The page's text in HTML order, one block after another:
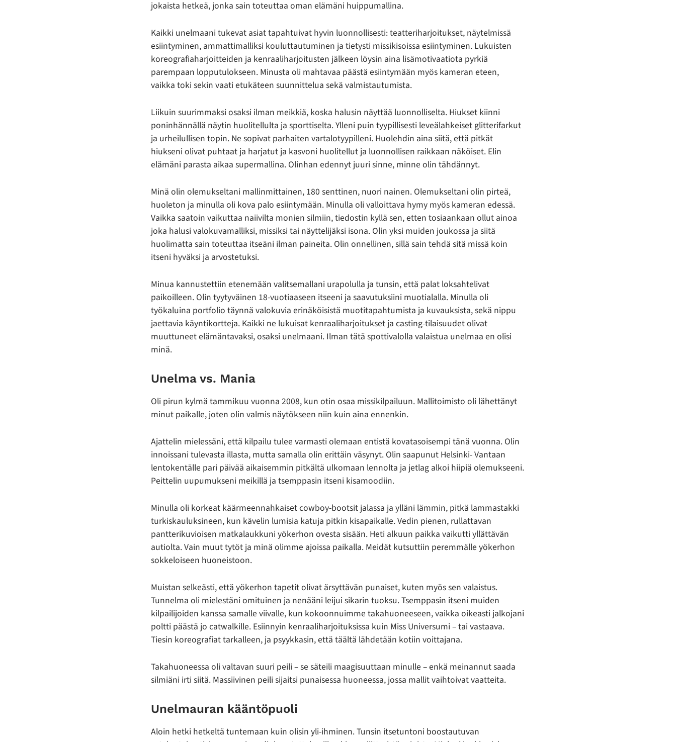
jokaista hetkeä, jonka sain toteuttaa oman elämäni huippumallina.
Kaikki unelmaani tukevat asiat tapahtuivat hyvin luonnollisesti: teatteriharjoitukset, näytelmissä
esiintyminen, ammattimalliksi kouluttautuminen ja tietysti missikisoissa esiintyminen. Lukuisten
koreografiaharjoitteiden ja kenraaliharjoitusten jälkeen löysin aina lisämotivaatiota pyrkiä
parempaan lopputulokseen. Minusta oli mahtavaa päästä esiintymään myös kameran eteen,
vaikka toki sekin vaati etukäteen suunnittelua sekä valmistautumista.
Liikuin suurimmaksi osaksi ilman meikkiä, koska halusin näyttää luonnolliselta. Hiukset kiinni
poninhännällä näytin huolitellulta ja sporttiselta. Ylleni puin tyypillisesti leveälahkeiset glitterifarkut
ja urheilullisen topin. Ne sopivat parhaiten vartalotyypilleni. Huolehdin aina siitä, että pitkät
hiukseni olivat puhtaat ja harjatut ja kasvoni huolitellut ja luonnollisen raikkaan näköiset. Elin
elämäni parasta aikaa supermallina. Olinhan edennyt juuri sinne, minne olin tähdännyt.
Minä olin olemukseltani mallinmittainen, 180 senttinen, nuori nainen. Olemukseltani olin pirteä,
huoleton ja minulla oli kova palo esiintymään. Minulla oli valloittava hymy myös kameran edessä.
Vaikka saatoin vaikuttaa naiivilta monien silmiin, tiedostin kyllä sen, etten tosiaankaan ollut ainoa
joka halusi valokuvamalliksi, missiksi tai näyttelijäksi isona. Olin yksi muiden joukossa ja siitä
huolimatta sain toteuttaa itseäni ilman paineita. Olin onnellinen, sillä sain tehdä sitä missä koin
itseni hyväksi ja arvostetuksi.
Minua kannustettiin etenemään valitsemallani urapolulla ja tunsin, että palat loksahtelivat
paikoilleen. Olin tyytyväinen 18-vuotiaaseen itseeni ja saavutuksiini muotialalla. Minulla oli
työkaluina portfolio täynnä valokuvia erinäköisistä muotitapahtumista ja kuvauksista, sekä nippu
jaettavia käyntikortteja. Kaikki ne lukuisat kenraaliharjoitukset ja casting-tilaisuudet olivat
muuttuneet elämäntavaksi, osaksi unelmaani. Ilman tätä spottivalolla valaistua unelmaa en olisi
minä.
Unelma vs. Mania
Oli pirun kylmä tammikuu vuonna 2008, kun otin osaa missikilpailuun. Mallitoimisto oli lähettänyt
minut paikalle, joten olin valmis näytökseen niin kuin aina ennenkin.
Ajattelin mielessäni, että kilpailu tulee varmasti olemaan entistä kovatasoisempi tänä vuonna. Olin
innoissani tulevasta illasta, mutta samalla olin erittäin väsynyt. Olin saapunut Helsinki- Vantaan
lentokentälle pari päivää aikaisemmin pitkältä ulkomaan lennolta ja jetlag alkoi hiipiä olemukseeni.
Peittelin uupumukseni meikillä ja tsemppasin itseni kisamoodiin.
Minulla oli korkeat käärmeennahkaiset cowboy-bootsit jalassa ja ylläni lämmin, pitkä lammastakki
turkiskauluksineen, kun kävelin lumisia katuja pitkin kisapaikalle. Vedin pienen, rullattavan
pantterikuvioisen matkalaukkuni yökerhon ovesta sisään. Heti alkuun paikka vaikutti yllättävän
autiolta. Vain muut tytöt ja minä olimme ajoissa paikalla. Meidät kutsuttiin peremmälle yökerhon
sokkeloiseen huoneistoon.
Muistan selkeästi, että yökerhon tapetit olivat ärsyttävän punaiset, kuten myös sen valaistus.
Tunnelma oli mielestäni omituinen ja nenääni leijui sikarin tuoksu. Tsemppasin itseni muiden
kilpailijoiden kanssa samalle viivalle, kun kokoonnuimme takahuoneeseen, vaikka oikeasti jalkojani
poltti päästä jo catwalkille. Esiinnyin kenraaliharjoituksissa kuin Miss Universumi – tai vastaava.
Tiesin koreografiat tarkalleen, ja psyykkasin, että täältä lähdetään kotiin voittajana.
Takahuoneessa oli valtavan suuri peili – se säteili maagisuuttaan minulle – enkä meinannut saada
silmiäni irti siitä. Massiivinen peili sijaitsi punaisessa huoneessa, jossa mallit vaihtoivat vaatteita.
Unelmauran kääntöpuoli
Aloin hetki hetkeltä tuntemaan kuin olisin yli-ihminen. Tunsin itsetuntoni boostautuvan